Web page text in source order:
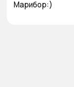
Марибор:)